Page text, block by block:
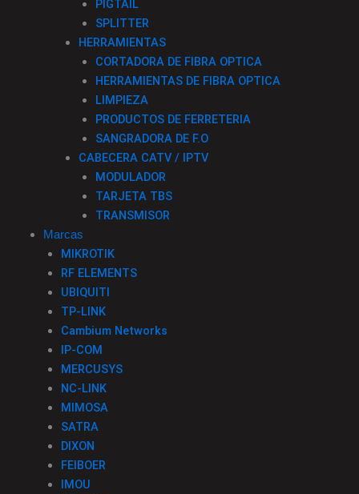
PIGTAIL
SPLITTER
HERRAMIENTAS
CORTADORA DE FIBRA OPTICA
HERRAMIENTAS DE FIBRA OPTICA
LIMPIEZA
PRODUCTOS DE FERRETERIA
SANGRADORA DE F.O
CABECERA CATV / IPTV
MODULADOR
TARJETA TBS
TRANSMISOR
Marcas
MIKROTIK
RF ELEMENTS
UBIQUITI
TP-LINK
Cambium Networks
IP-COM
MERCUSYS
NC-LINK
MIMOSA
SATRA
DIXON
FEIBOER
IMOU